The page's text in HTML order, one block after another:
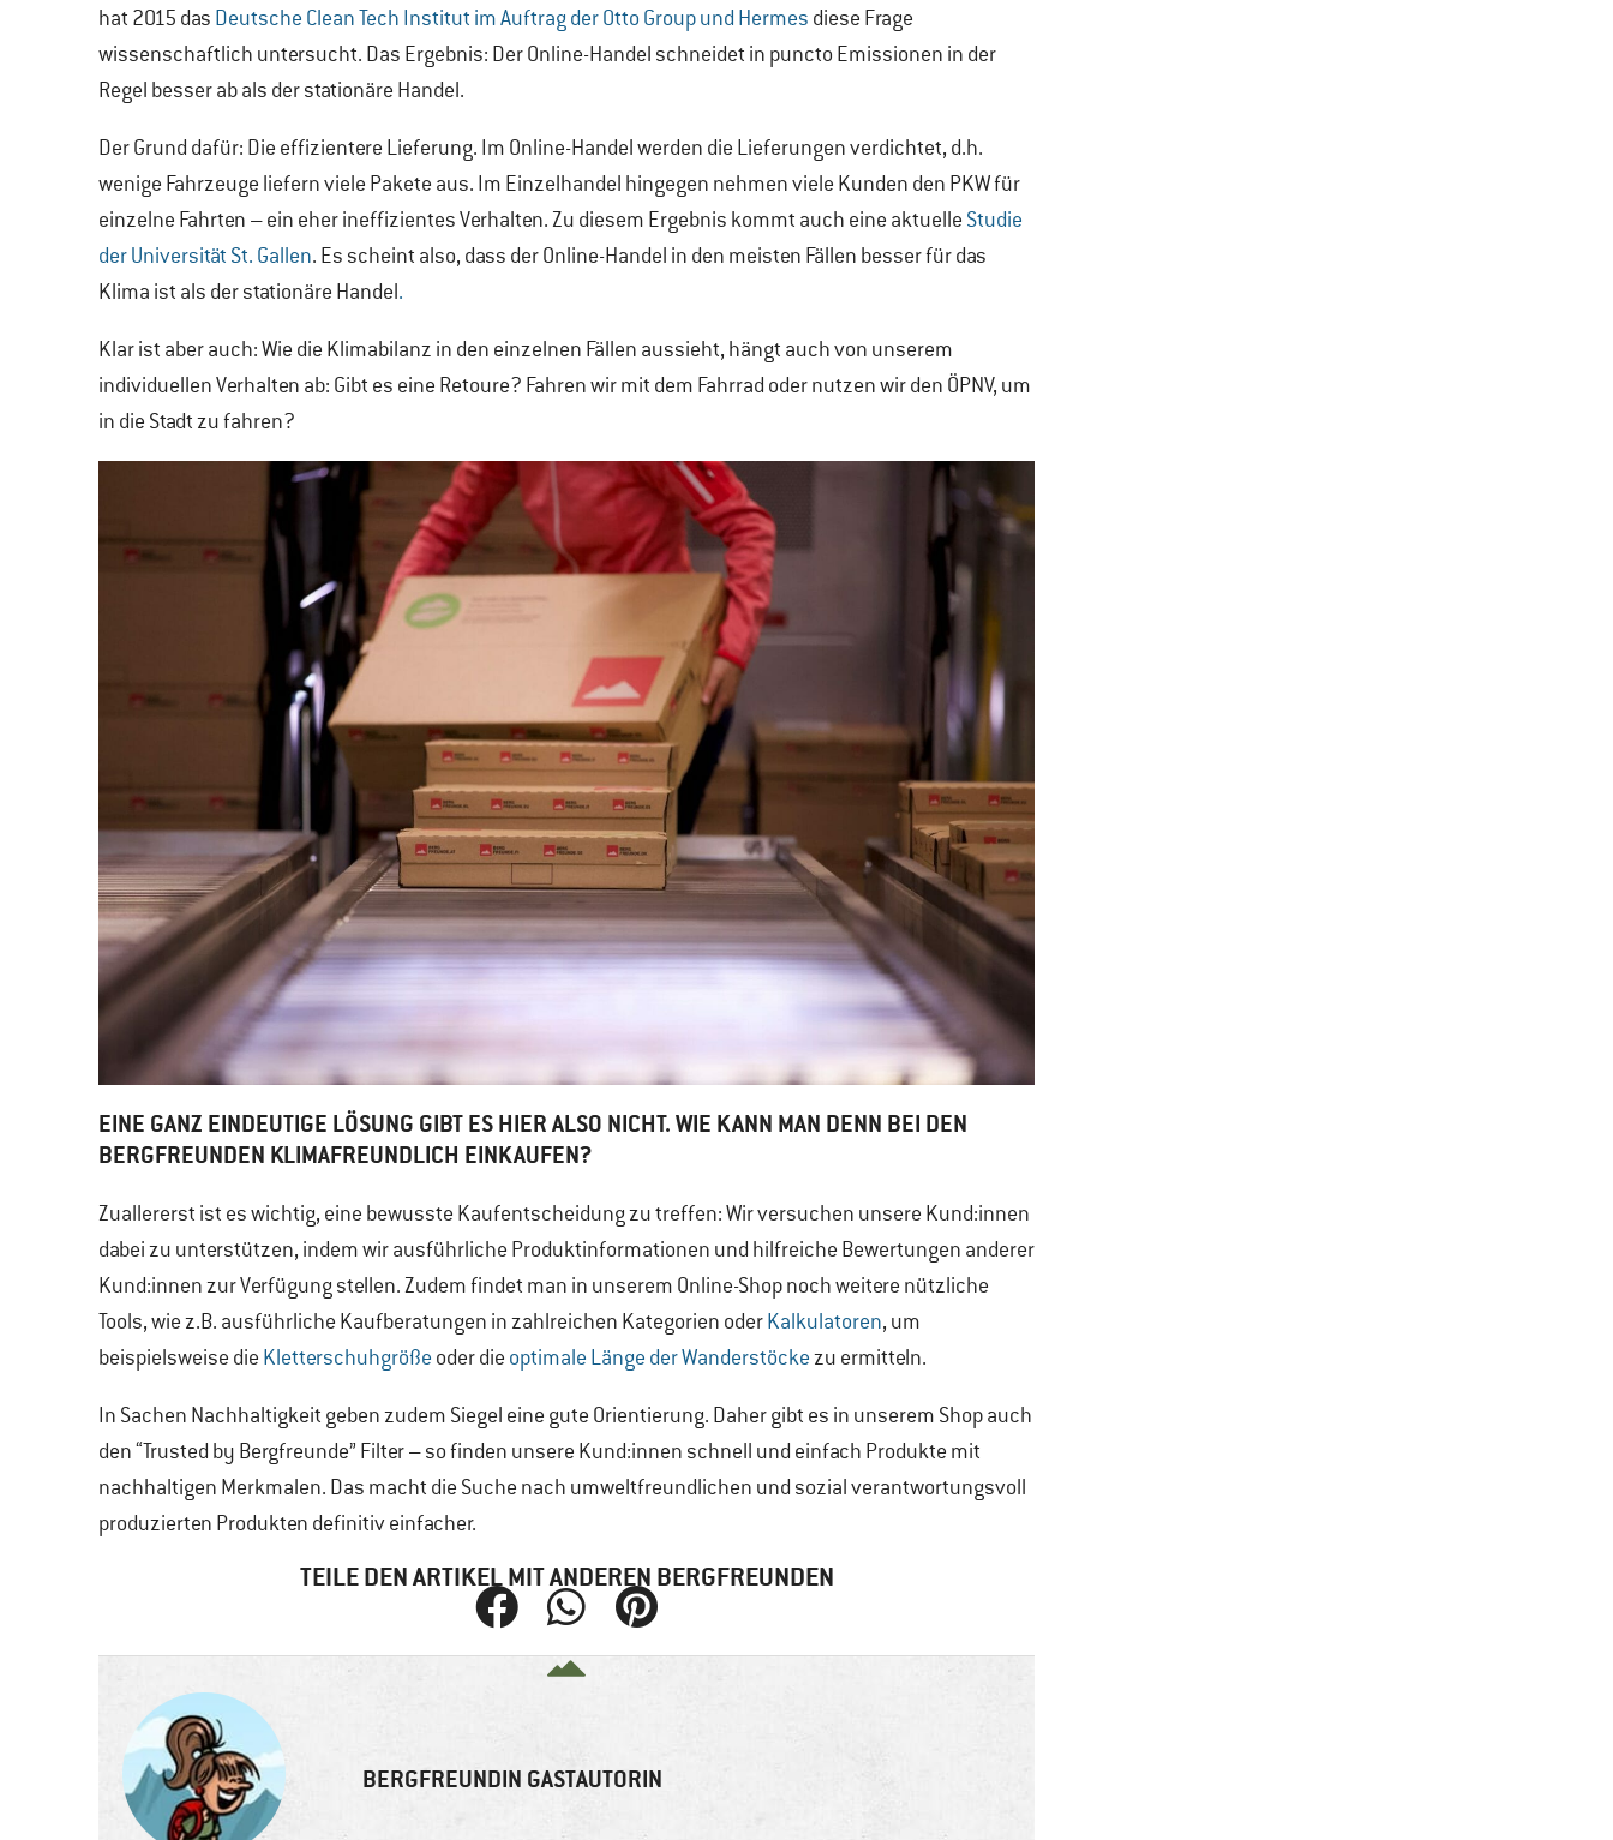
hat 2015 das Deutsche Clean Tech Institut im Auftrag der Otto Group und Hermes diese Frage
wissenschaftlich untersucht. Das Ergebnis: Der Online-Handel schneidet in puncto Emissionen in der
Regel besser ab als der stationäre Handel.
Der Grund dafür: Die effizientere Lieferung. Im Online-Handel werden die Lieferungen verdichtet, d.h.
wenige Fahrzeuge liefern viele Pakete aus. Im Einzelhandel hingegen nehmen viele Kunden den PKW für
einzelne Fahrten – ein eher ineffizientes Verhalten. Zu diesem Ergebnis kommt auch eine aktuelle Studie
der Universität St. Gallen. Es scheint also, dass der Online-Handel in den meisten Fällen besser für das
Klima ist als der stationäre Handel.
Klar ist aber auch: Wie die Klimabilanz in den einzelnen Fällen aussieht, hängt auch von unserem
individuellen Verhalten ab: Gibt es eine Retoure? Fahren wir mit dem Fahrrad oder nutzen wir den ÖPNV, um
in die Stadt zu fahren?
EINE GANZ EINDEUTIGE LÖSUNG GIBT ES HIER ALSO NICHT. WIE KANN MAN DENN BEI DEN
BERGFREUNDEN KLIMAFREUNDLICH EINKAUFEN?
Zuallererst ist es wichtig, eine bewusste Kaufentscheidung zu treffen: Wir versuchen unsere Kund:innen
dabei zu unterstützen, indem wir ausführliche Produktinformationen und hilfreiche Bewertungen anderer
Kund:innen zur Verfügung stellen. Zudem findet man in unserem Online-Shop noch weitere nützliche
Tools, wie z.B. ausführliche Kaufberatungen in zahlreichen Kategorien oderKalkulatoren, um
beispielsweise die Kletterschuhgröße oder die optimale Länge der Wanderstöckezu ermitteln.
In Sachen Nachhaltigkeit geben zudem Siegel eine gute Orientierung. Daher gibt es in unserem Shop auch
den “Trusted by Bergfreunde” Filter – so finden unsere Kund:innen schnell und einfach Produkte mit
nachhaltigen Merkmalen. Das macht die Suche nach umweltfreundlichen und sozial verantwortungsvoll
produzierten Produkten definitiv einfacher.
TEILE DEN ARTIKEL MIT ANDEREN BERGFREUNDEN
BERGFREUNDIN GASTAUTORIN